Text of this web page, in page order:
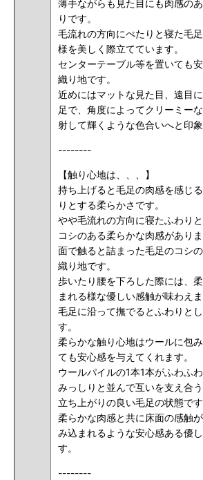
薄手ながらも 見た目にも肉感の
りです。
毛流れの方向にぺたりと寝た毛
様を美しく際立てています。
センターテーブル等を置いても
織り地です。
近めにはマットな見た目、遠目
足で、角度によってクリーミー
射して輝くような色合いへと印象
--------
【触り心地は、、、】
持ち上げると毛足の肉感を感じ
りとする柔らかさです。
やや毛流れの方向に寝たふわり
コシのある柔らかな肉感がありま
面で触ると詰まった毛足のコシ
織り地です。
歩いたり腰を下ろした際には、
まれる様な優しい感触が味わえま
毛足に沿って撫でるとふわりと
す。
柔らかな触り心地はウールに包
ても安心感を与えてくれます。
ウールパイルの1本1本がふわふ
みっしりと並んで互いを支え合
立ち上がりの良い毛足の状態です
柔らかな肉感と共に床面の感触
み込まれるような安心感ある優
す。
--------